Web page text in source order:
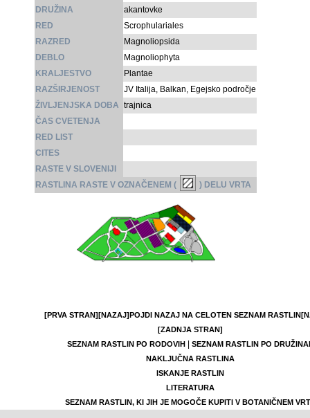
DRUŽINA
akantovke
RED
Scrophulariales
RAZRED
Magnoliopsida
DEBLO
Magnoliophyta
KRALJESTVO
Plantae
RAZŠIRJENOST
JV Italija, Balkan, Egejsko področje
ŽIVLJENJSKA DOBA trajnica
ČAS CVETENJA
RED LIST
CITES
RASTE V SLOVENIJI
RASTLINA RASTE V OZNAČENEM (
) DELU VRTA
[PRVA STRAN][NAZAJ]POJDI NAZAJ NA CELOTEN SEZNAM RASTLIN
[ZADNJA STRAN]
SEZNAM RASTLIN PO RODOVIH|
SEZNAM RASTLIN PO
NAKLJUČNA RASTLINA
ISKANJE RASTLIN
LITERATURA
SEZNAM RASTLIN, KI JIH JE MOGOČE KUPITI V BOTANIČNEM